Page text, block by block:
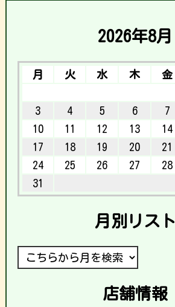
2026年8月
月 火 水 木 金
3
4 5 6 7
10
11 12 13 14
17
18 19 20 21
24
25 26 27 28
31
月別リスト
店舗情報